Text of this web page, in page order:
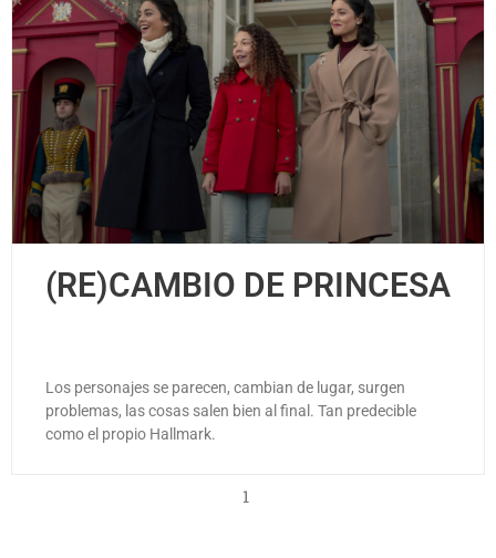
(RE)CAMBIO DE PRINCESA
Los personajes se parecen, cambian de lugar, surgen
problemas, las cosas salen bien al final. Tan predecible
como el propio Hallmark.
1